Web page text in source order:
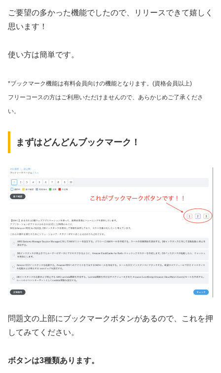
ご要望の多かった機能でしたので、リリースできて嬉しく
思います！
使い方は簡単です。
*ブックマーク機能は有料会員向けの機能となります。(資格会員以上)
フリーコースの方はご利用いただけませんので、あらかじめご了承くださ
い。
まずはどんどんブックマーク！
問題文の上部にブックマークボタンがあるので、これを押
してみてください。
ボタンは3種類あります。